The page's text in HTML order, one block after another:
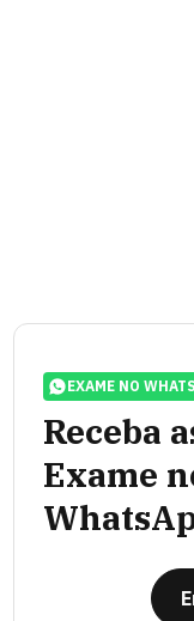
EXAME NO
Receba
Exame